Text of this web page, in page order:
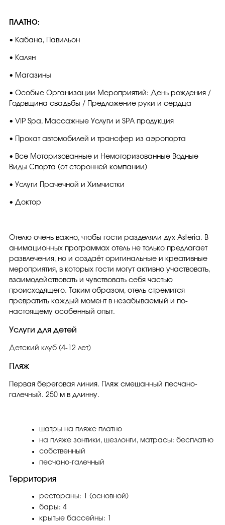
ПЛАТНО:
• Кабана, Павильон
• Калян
• Магазины
• Особые Организации Мероприятий: День рождения /
Годовщина свадьбы / Предложение руки и сердца
• VIP Spa, Массажные Услуги и SPA продукция
• Прокат автомобилей и трансфер из аэропорта
• Все Моторизованные и Немоторизованные Водные
Виды Спорта (от сторонней компании)
• Услуги Прачечной и Химчистки
• Доктор
Отелю очень важно, чтобы гости разделяли дух Asteria. В
анимационных программах отель не только предлагает
развлечения, но и создаёт оригинальные и креативные
мероприятия, в которых гости могут активно участвовать,
взаимодействовать и чувствовать себя частью
происходящего. Таким образом, отель стремится
превратить каждый момент в незабываемый и по-
настоящему особенный опыт.
Услуги для детей
Детский клуб (4-12 лет)
Пляж
Первая береговая линия. Пляж смешанный песчано-
галечный. 250 м в длинну.
шатры на пляже платно
на пляже зонтики, шезлонги, матрасы: бесплатно
собственный
песчано-галечный
Территория
рестораны: 1 (основной)
бары: 4
крытые бассейны: 1